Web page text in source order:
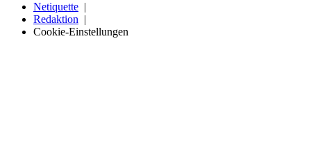
Netiquette
Redaktion
Cookie-Einstellungen